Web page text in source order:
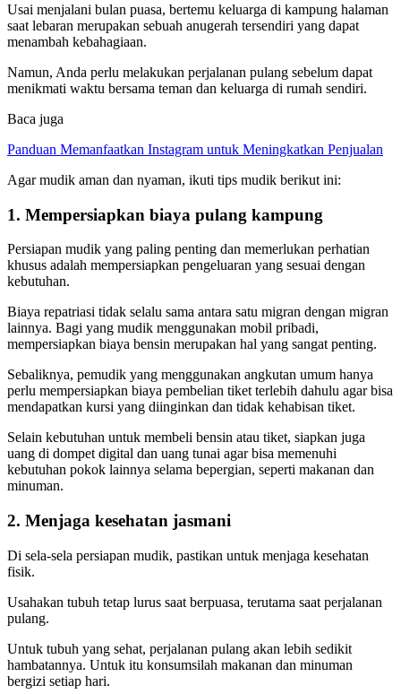
Usai menjalani bulan puasa, bertemu keluarga di kampung halaman
saat lebaran merupakan sebuah anugerah tersendiri yang dapat
menambah kebahagiaan.
Namun, Anda perlu melakukan perjalanan pulang sebelum dapat
menikmati waktu bersama teman dan keluarga di rumah sendiri.
Baca juga
Panduan Memanfaatkan Instagram untuk Meningkatkan Penjualan
Agar mudik aman dan nyaman, ikuti tips mudik berikut ini:
1. Mempersiapkan biaya pulang kampung
Persiapan mudik yang paling penting dan memerlukan perhatian
khusus adalah mempersiapkan pengeluaran yang sesuai dengan
kebutuhan.
Biaya repatriasi tidak selalu sama antara satu migran dengan migran
lainnya. Bagi yang mudik menggunakan mobil pribadi,
mempersiapkan biaya bensin merupakan hal yang sangat penting.
Sebaliknya, pemudik yang menggunakan angkutan umum hanya
perlu mempersiapkan biaya pembelian tiket terlebih dahulu agar bisa
mendapatkan kursi yang diinginkan dan tidak kehabisan tiket.
Selain kebutuhan untuk membeli bensin atau tiket, siapkan juga
uang di dompet digital dan uang tunai agar bisa memenuhi
kebutuhan pokok lainnya selama bepergian, seperti makanan dan
minuman.
2. Menjaga kesehatan jasmani
Di sela-sela persiapan mudik, pastikan untuk menjaga kesehatan
fisik.
Usahakan tubuh tetap lurus saat berpuasa, terutama saat perjalanan
pulang.
Untuk tubuh yang sehat, perjalanan pulang akan lebih sedikit
hambatannya. Untuk itu konsumsilah makanan dan minuman
bergizi setiap hari.